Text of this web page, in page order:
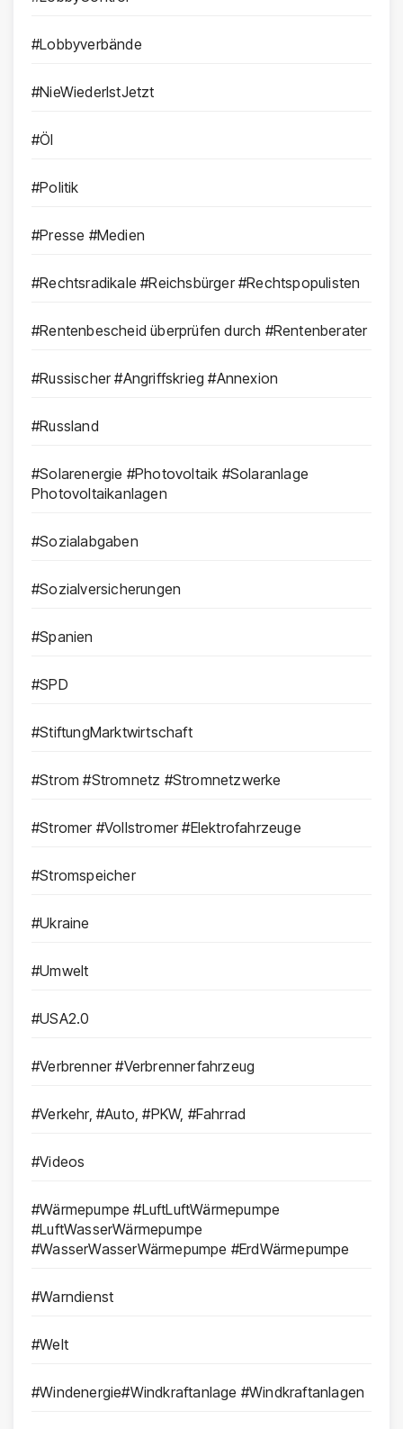
#Lobbyverbände
#NieWiederIstJetzt
#Öl
#Politik
#Presse #Medien
#Rechtsradikale #Reichsbürger #Rechtspopulisten
#Rentenbescheid überprüfen durch #Rentenberater
#Russischer #Angriffskrieg #Annexion
#Russland
#Solarenergie #Photovoltaik #Solaranlage
Photovoltaikanlagen
#Sozialabgaben
#Sozialversicherungen
#Spanien
#SPD
#StiftungMarktwirtschaft
#Strom #Stromnetz #Stromnetzwerke
#Stromer #Vollstromer #Elektrofahrzeuge
#Stromspeicher
#Ukraine
#Umwelt
#USA2.0
#Verbrenner #Verbrennerfahrzeug
#Verkehr, #Auto, #PKW, #Fahrrad
#Videos
#Wärmepumpe #LuftLuftWärmepumpe
#LuftWasserWärmepumpe
#WasserWasserWärmepumpe #ErdWärmepumpe
#Warndienst
#Welt
#Windenergie#Windkraftanlage #Windkraftanlagen